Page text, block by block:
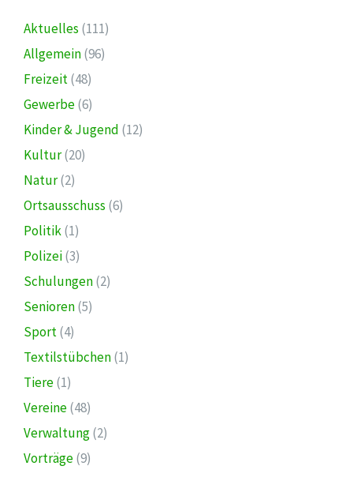
Aktuelles (111)
Allgemein(96)
Freizeit(48)
Gewerbe(6)
Kinder & Jugend (12)
Kultur(20)
Natur(2)
Ortsausschuss (6)
Politik(1)
Polizei(3)
Schulungen(2)
Senioren(5)
Sport(4)
Textilstübchen(1)
Tiere(1)
Vereine(48)
Verwaltung(2)
Vorträge(9)